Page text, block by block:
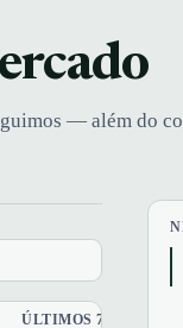
— além do
ÚLTIMOS 7D